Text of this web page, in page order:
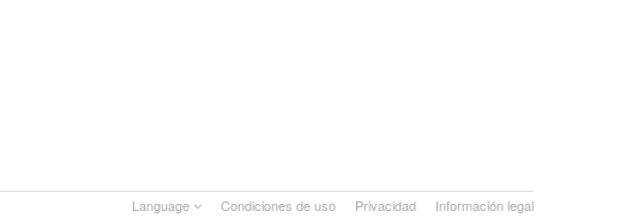
Language Condiciones de uso Privacidad Información legal